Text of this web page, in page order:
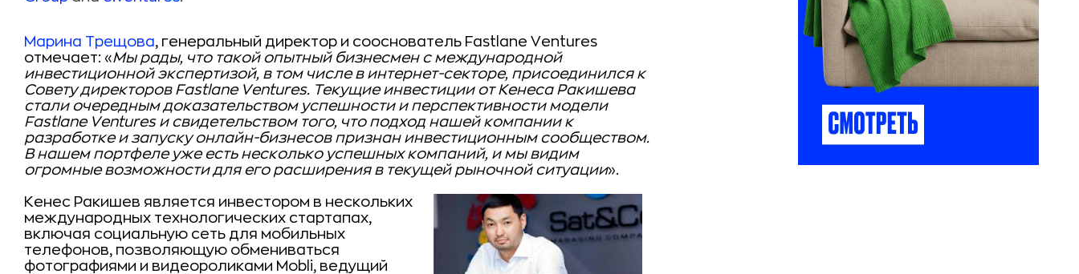
Марина Трещова, генеральный директор и сооснователь Fastlane Ventures
отмечает: «Мы рады, что такой опытный бизнесмен с международной
инвестиционной экспертизой, в том числе в интернет-секторе, присоединился к
Совету директоров Fastlane Ventures. Текущие инвестиции от Кенеса Ракишева
стали очередным доказательством успешности и перспективности модели
Fastlane Ventures и свидетельством того, что подход нашей компании к
разработке и запуску онлайн-бизнесов признан инвестиционным сообществом.
В нашем портфеле уже есть несколько успешных компаний, и мы видим
огромные возможности для его расширения в текущей рыночной ситуации».
Кенес Ракишев является инвестором в нескольких
международных технологических стартапах,
включая социальную сеть для мобильных
телефонов, позволяющую обмениваться
фотографиями и видеороликами Mobli, ведущий